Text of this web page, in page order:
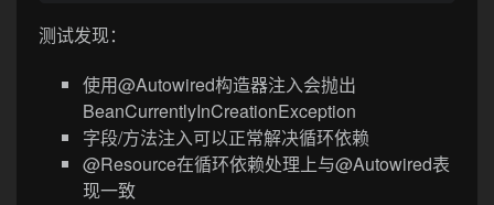
测试发现：
使用@Autowired构造器注入会抛出
BeanCurrentlyInCreationException
字段/方法注入可以正常解决循环依赖
@Resource在循环依赖处理上与@Autowired表
现一致